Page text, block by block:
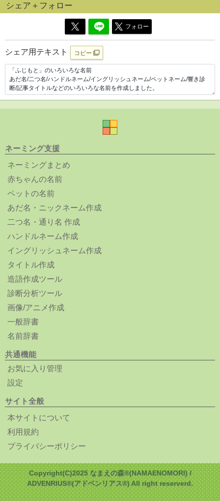
シェア＋フォロー
フォロー
シェア用テキスト コピー
ネーミング支援
ネーミングまとめ
赤ちゃんの名前
ペットの名前
あだ名・ニックネーム作成
二つ名・通り名 作成
ハンドルネーム作成
イングリッシュネーム作成
タイトル作成
造語作成ツール
診断分析ツール
画像/アニメ作成
一般辞書
名前辞書
共通機能
お気に入り管理
設定
サイト全般
本サイトについて
利用規約
プライバシーポリシー
Copyright(C)2025 なまえの森®(NAMAENOMORI) /
ADVENRIUS®(アドベンリアス®) All right reserverd.